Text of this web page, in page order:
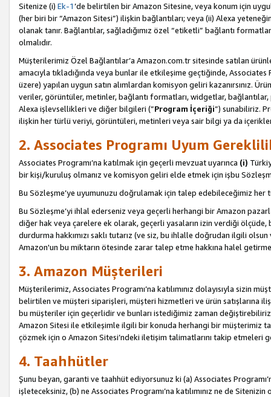
Sitenize (i) Ek-1’de belirtilen bir Amazon Sitesine, veya konum için
(her biri bir “Amazon Sitesi”) ilişkin bağlantıları; veya (ii) Alexa
olanak tanır. Bağlantılar, sağladığımız özel “etiketli” bağlantı
olmalıdır.
Müşterilerimiz Özel Bağlantılar’a Amazon.com.tr sitesinde satılan
amacıyla tıkladığında veya bunlar ile etkileşime geçtiğinde,
üzere) yapılan uygun satın alımlardan komisyon geliri kazanırsınız.
veriler, görüntüler, metinler, bağlantı formatları, widgetlar,
Alexa işlevsellikleri ve diğer bilgileri (”Program İçeriği”) sunabiliriz.
ilişkin her türlü veriyi, görüntüleri, metinleri veya sair bilgi ya da içerikleri
2. Associates Programı Uyum
Associates Programı’na katılmak için geçerli mevzuat uyarınca (i)
bir kişi/kuruluş olmanız ve komisyon geliri elde etmek için işbu
Bu Sözleşme’ye uyumunuzu doğrulamak için talep edebileceğimiz
Bu Sözleşme’yi ihlal ederseniz veya geçerli herhangi bir Amazon
diğer hak veya çarelere ek olarak, geçerli yasaların izin verdiği
durdurma hakkımızı saklı tutarız (ve siz, bu ihlalle doğrudan ilgili
Amazon'un bu miktarın ötesinde zarar talep etme hakkına halel
3. Amazon Müşterileri
Müşterilerimiz, Associates Programı’na katılımınız dolayısıyla sizin
belirtilen ve müşteri siparişleri, müşteri hizmetleri ve ürün satışlarına
bu müşteriler için geçerlidir ve bunları istediğimiz zaman
Amazon Sitesi ile etkileşimle ilgili bir konuda herhangi bir müşterimiz
çözmek için o Amazon Sitesi’ndeki iletişim talimatlarını takip etmeleri
4. Taahhütler
Şunu beyan, garanti ve taahhüt ediyorsunuz ki (a) Associates
işleteceksiniz, (b) ne Associates Programı’na katılımınız ne de